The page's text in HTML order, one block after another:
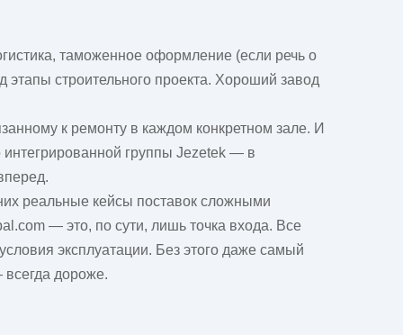
таможенное оформление (если речь о
этапы строительного проекта. Хороший завод
к ремонту в каждом конкретном зале. И
группы Jezetek — в
реальные кейсы поставок сложными
— это, по сути, лишь точка входа. Все
эксплуатации. Без этого даже самый
дороже.